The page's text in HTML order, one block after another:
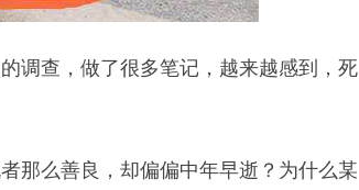
调查，做了很多笔记，越来越感到，死
那么善良，却偏偏中年早逝？为什么某